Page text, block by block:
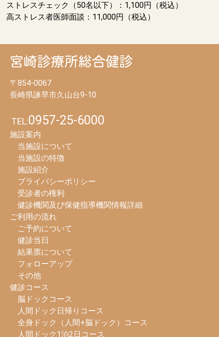
ストレスチェック（50名以下）：1,100円（税込）
高ストレス者医師面談：11,000円（税込）
〒854-0067
長崎県諫早市久山台9-10
TEL:0957-25-6000
施設案内
当施設について
当施設の特徴
施設紹介
プライバシーポリシー
受診者の権利
健診機関及び保健指導機関情報詳細
ご利用の流れ
ご予約について
健診当日
結果票について
フォローアップ
その他
健診コース
脳ドックコース
人間ドック日帰りコース
全身ドック（人間+脳ドック）コース
人間ドック1泊2日コース